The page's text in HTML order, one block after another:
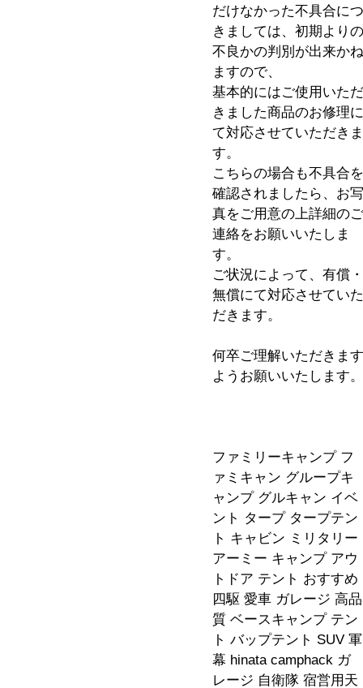
だけなかった不具合に
きましては、初期より
不良かの判別が出来か
ますので、
基本的にはご使用いた
きました商品のお修理
て対応させていただき
す。
こちらの場合も不具合
確認されましたら、お
真をご用意の上詳細の
連絡をお願いいたしま
す。
ご状況によって、有償
無償にて対応させてい
だきます。
何卒ご理解いただきま
ようお願いいたします
ファミリーキャンプ フ
ァミキャン グループキ
ャンプ グルキャン イベ
ント タープ タープテン
ト キャビン ミリタリー
アーミー キャンプ アウ
トドア テント おすすめ
四駆 愛車 ガレージ 高品
質 ベースキャンプ テン
ト バップテント SUV 軍
幕 hinata camphack ガ
レージ 自衛隊 宿営用天